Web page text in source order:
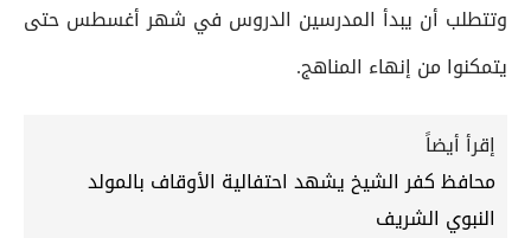
وتتطلب أن يبدأ المدرسين الدروس في شهر أغسطس حتى
يتمكنوا من إنهاء المناهج.
إقرأ أيضاً
محافظ كفر الشيخ يشهد احتفالية الأوقاف بالمولد
النبوي الشريف